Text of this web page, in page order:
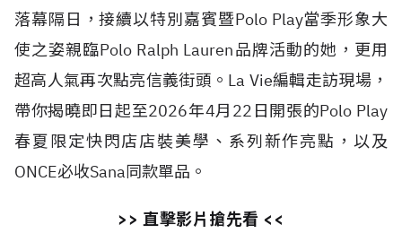
落幕隔日，接續以特別嘉賓暨Polo Play當季形象大
使之姿親臨Polo Ralph Lauren品牌活動的她，更用
超高人氣再次點亮信義街頭。La Vie編輯走訪現場，
帶你揭曉即日起至2026年4月22日開張的Polo Play
春夏限定快閃店店裝美學、系列新作亮點，以及
ONCE必收Sana同款單品。
>> 直擊影片搶先看 <<